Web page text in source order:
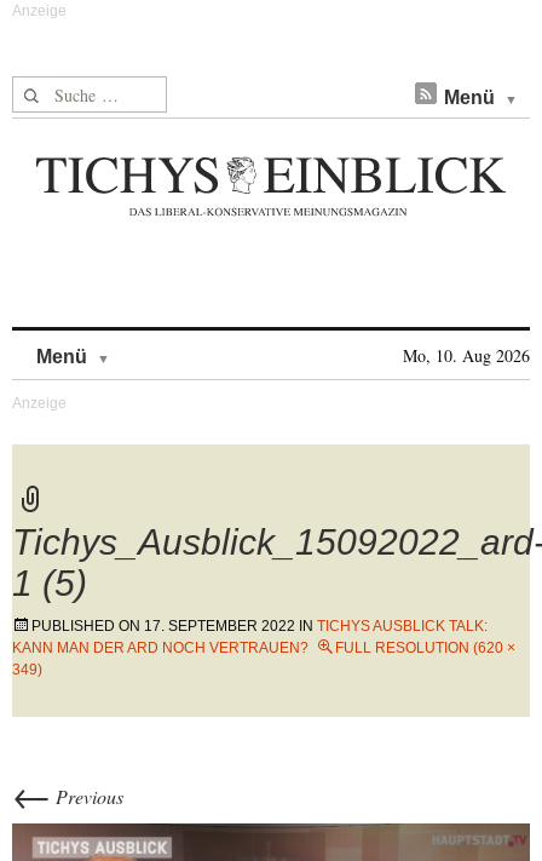
Suche nach: Menü
Menü Mo, 10. Aug 2026
1 (5)
PUBLISHED ON 17. SEPTEMBER 2022 IN TICHYS AUSBLICK TALK:
KANN MAN DER ARD NOCH VERTRAUEN?
FULL RESOLUTION (620 ×
349)
← Previous